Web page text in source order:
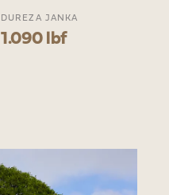
DUREZA JANKA
1.090 lbf